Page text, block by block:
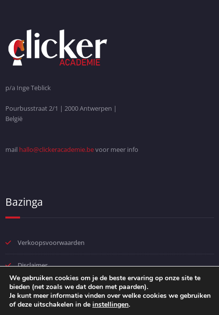
p/a Inge Teblick
Pourbusstraat 2/1 | 2000 Antwerpen |
België
mail hallo@clickeracademie.bevoor meer info
Bazinga
Verkoopsvoorwaarden
Disclaimer
Privacybeleid
We gebruiken cookies om je de beste ervaring op onze site te
bieden (net zoals we dat doen met paarden).
Je kunt meer informatie vinden over welke cookies we gebruiken
of deze uitschakelen in de instellingen.